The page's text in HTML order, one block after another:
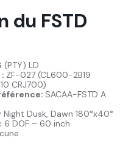
du FSTD
(PTY) LD
ZF-027 (CL600-2B19
CRJ700)
SACAA-FSTD A
Night Dusk, Dawn 180°x40°
6 DOF – 60 inch